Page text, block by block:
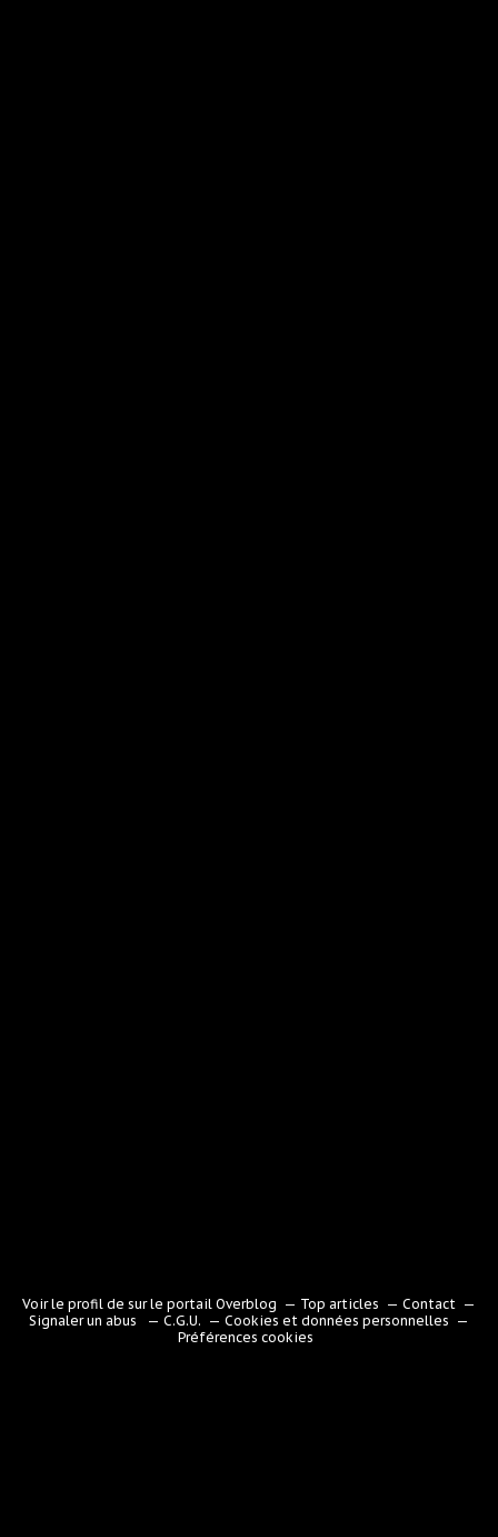
Voir le profil de sur le portail Overblog Top articles
Contact
Signaler un abus
C.G.U.
Cookies et données personnelles
Préférences cookies